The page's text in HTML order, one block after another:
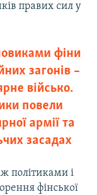
правих сил у
фіни
загонів –
військо.
повели
армії та
засадах
політиками і
фінської